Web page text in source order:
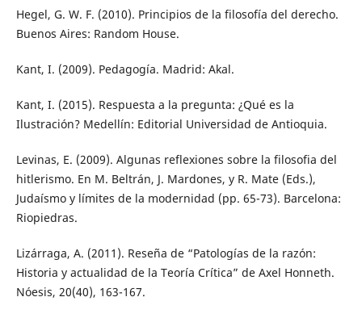
Hegel, G. W. F. (2010). Principios de la filosofía del derecho.
Buenos Aires: Random House.
Kant, I. (2009). Pedagogía. Madrid: Akal.
Kant, I. (2015). Respuesta a la pregunta: ¿Qué es la
Ilustración? Medellín: Editorial Universidad de Antioquia.
Levinas, E. (2009). Algunas reflexiones sobre la filosofia del
hitlerismo. En M. Beltrán, J. Mardones, y R. Mate (Eds.),
Judaísmo y límites de la modernidad (pp. 65-73). Barcelona:
Riopiedras.
Lizárraga, A. (2011). Reseña de “Patologías de la razón:
Historia y actualidad de la Teoría Crítica” de Axel Honneth.
Nóesis, 20(40), 163-167.